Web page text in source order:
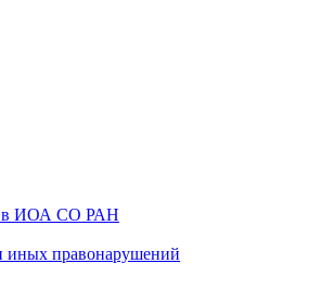
в ИОА СО РАН
иных правонарушений